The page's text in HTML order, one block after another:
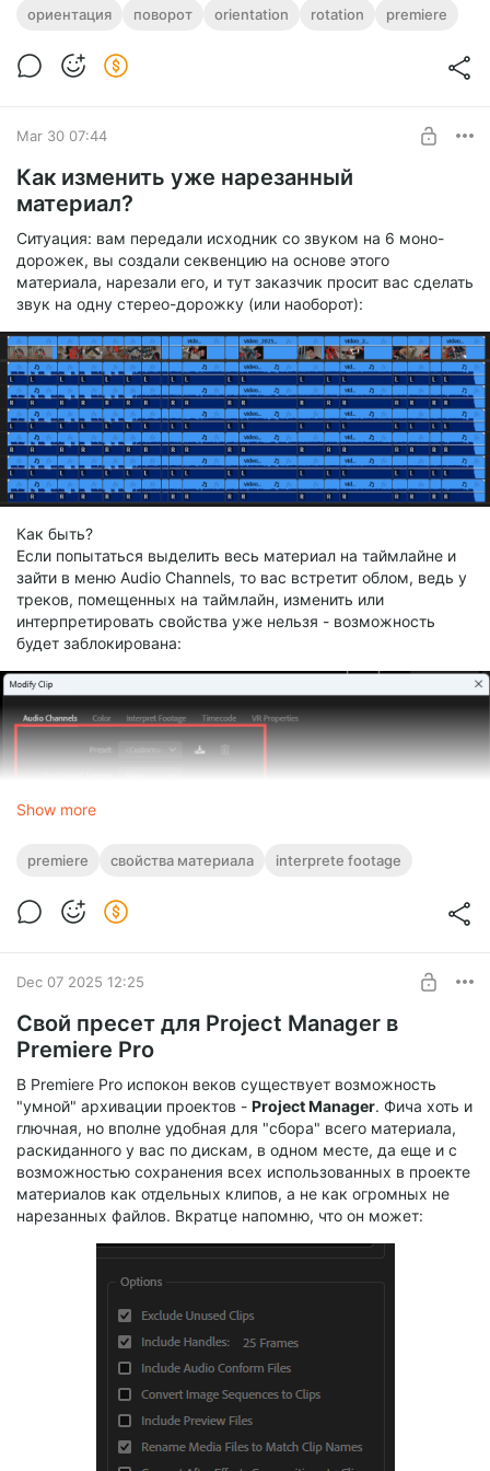
оно лежит на боку. Что делать, как работать с таким
Новичок при помещении материала на таймлайн поставит
параметр rotation у клипа на +90 и будет копировать и
Более продвинутый юзер откроет один из клипов прямо в
корзине проекта, накинет на него Transfrom с углом в +90, а
потом копирнет его во все прочие клипы корзины и, тем
самым добьется того, что при помещении на таймлайн
клипы будут уже правильно повернутыми.
У обоих способов есть 2 недостатка:
1) Насильно перевернутый клип в окне source-монитора,
где вы будете выбирать нужный участок клипа, чтобы
поместить его на таймлайн, будет обрезан сверху и снизу:
ориентация поворот orientation rotation premiere
Mar 30 07:44
Как изменить уже нарезанный
материал?
Ситуация: вам передали исходник со звуком на 6 моно-
дорожек, вы создали секвенцию на основе этого
материала, нарезали его, и тут заказчик просит вас сделать
звук на одну стерео-дорожку (или наоборот):
Как быть?
Если попытаться выделить весь материал на таймлайне и
зайти в меню Audio Channels, то вас встретит облом, ведь у
треков, помещенных на таймлайн, изменить или
интерпретировать свойства уже нельзя - возможность
будет заблокирована:
Show more
premiere свойства материала interprete footage
Dec 07 2025 12:25
Свой пресет для Project Manager в
Premiere Pro
В Premiere Pro испокон веков существует возможность
"умной" архивации проектов - Project Manager. Фича хоть и
глючная, но вполне удобная для "сбора" всего материала,
раскиданного у вас по дискам, в одном месте, да еще и с
возможностью сохранения всех использованных в проекте
материалов как отдельных клипов, а не как огромных не
нарезанных файлов. Вкратце напомню, что он может: